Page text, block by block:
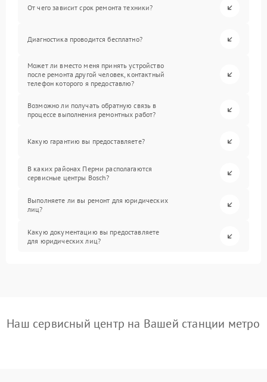
От чего зависит срок ремонта техники?
Диагностика проводится бесплатно?
Может ли вместо меня принять устройство
после ремонта другой человек, контактный
телефон которого я предоставлю?
Возможно ли получать обратную связь в
процессе выполнения ремонтных работ?
Какую гарантию вы предоставляете?
В каких районах Перми располагаются
сервисные центры Bosch?
Выполняете ли вы ремонт для юридических
лиц?
Какую документацию вы предоставляете
для юридических лиц?
Наш сервисный центр на Вашей станции метро